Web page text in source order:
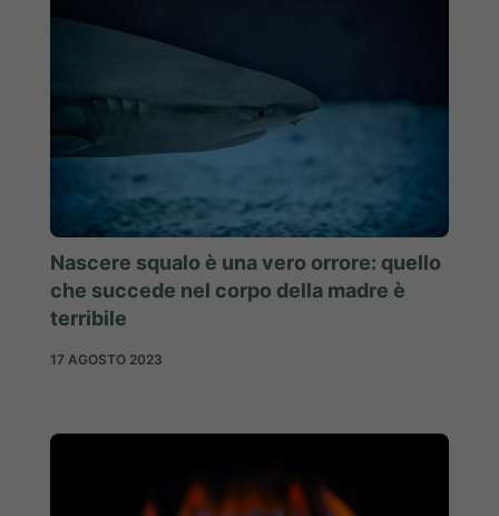
Nascere squalo è una vero orrore: quello
che succede nel corpo della madre è
terribile
17 AGOSTO 2023